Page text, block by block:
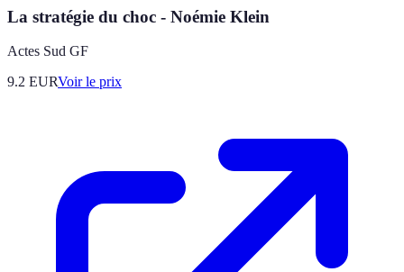
La stratégie du choc - Noémie Klein
Actes Sud GF
9.2 EURVoir le prix